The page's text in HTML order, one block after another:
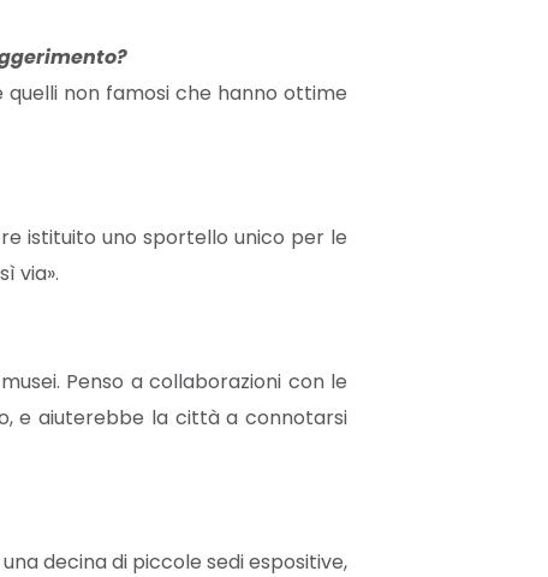
non famosi che hanno ottime
istituito uno sportello unico per le
via».
Penso a collaborazioni con le
e aiuterebbe la città a connotarsi
decina di piccole sedi espositive,